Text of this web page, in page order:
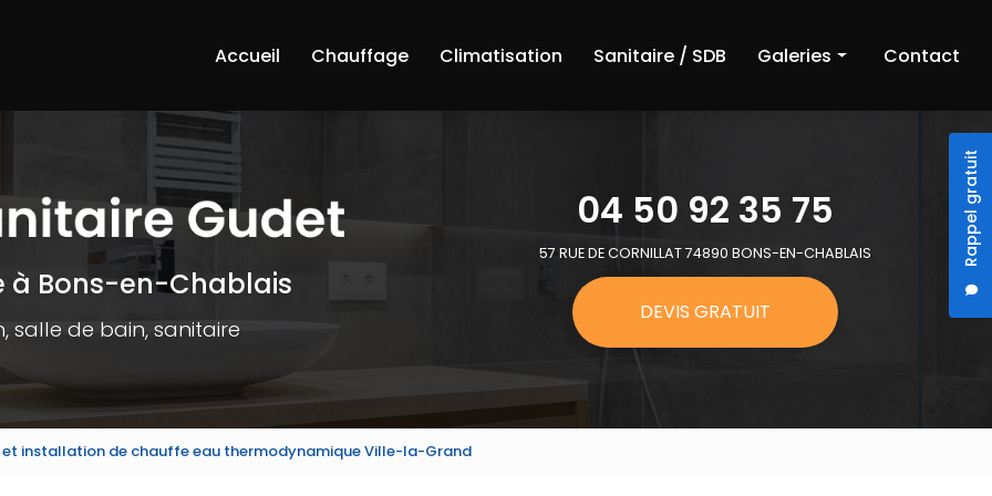
Rappel gratuit
Accueil
Chauffage Climatisation Sanitaire / SDB Galeries
Sanitaire et salle de bain
Contact
à Bons-en-Chablais
salle de bain, sanitaire
04 50 92 35 75
57 RUE DE CORNILLAT 74890 BONS-EN-CHABLAIS
DEVIS GRATUIT
et installation de chauffe eau thermodynamique Ville-la-Grand